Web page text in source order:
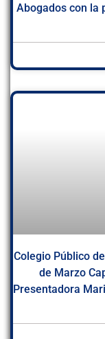
Abogados con la
Colegio Público
de Marzo
Presentadora